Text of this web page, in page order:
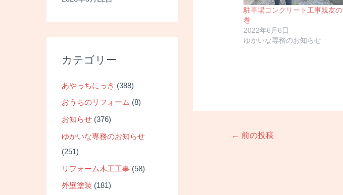
カテゴリー
あやっちにっき (388)
おうちのリフォーム (8)
お知らせ (376)
ゆかいな専務のお知らせ
(251)
リフォーム木工工事 (58)
外壁塗装 (181)
駐車場コンクリート工事親友の
巻
2022年6月6日
ゆかいな専務のお知らせ
← 前の投稿